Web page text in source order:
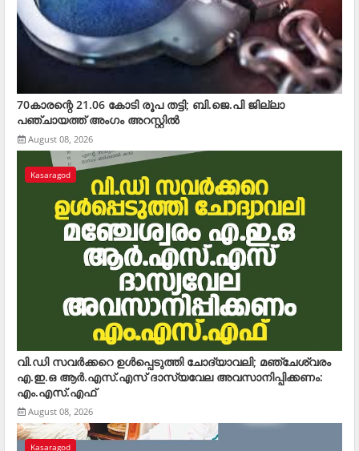
70കാരന്റെ 21.06 കോടി രൂപ തട്ടി; ബി.ജെ.പി ജില്ലാ
പഞ്ചായത്ത് അംഗം അറസ്റ്റില്‍
August 08, 2026
Kasaragod
വി.ഡി സവര്‍ക്കറെ ഉള്‍പ്പെടുത്തി ചോദ്യാവലി; മഞ്ചേശ്വരം
എ.ഇ.ഒ ആര്‍.എസ്.എസ് ദാസ്യവേല അവസാനിപ്പിക്കണം:
എം.എസ്.എഫ്
August 08, 2026
Kasaragod